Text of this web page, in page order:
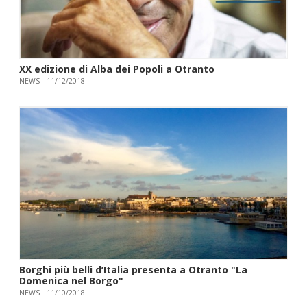
XX edizione di Alba dei Popoli a Otranto
NEWS 11/12/2018
Borghi più belli d’Italia presenta a Otranto "La
Domenica nel Borgo"
NEWS 11/10/2018